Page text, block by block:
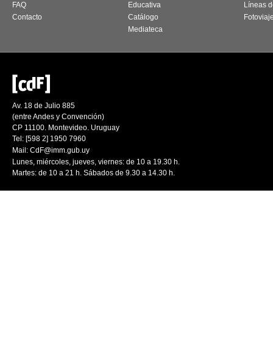
FAQ
Contacto
Educativa
Catálogo
Mediateca
Líneas
Av. 18 de Julio 885
(entre Andes y Convención)
CP 11100. Montevideo. Uruguay
Tel: [598 2] 1950 7960
Mail: CdF@imm.gub.uy
Lunes, miércoles, jueves, viernes: de 10 a 19.30 h.
Martes: de 10 a 21 h. Sábados de 9.30 a 14.30 h.